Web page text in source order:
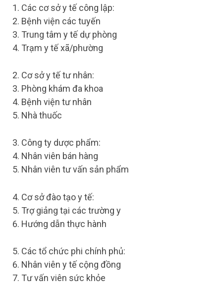
Các cơ sở y tế công lập:
Bệnh viện các tuyến
Trung tâm y tế dự phòng
Trạm y tế xã/phường
Cơ sở y tế tư nhân:
Phòng khám đa khoa
Bệnh viện tư nhân
Nhà thuốc
Công ty dược phẩm:
Nhân viên bán hàng
Nhân viên tư vấn sản phẩm
Cơ sở đào tạo y tế:
Trợ giảng tại các trường y
Hướng dẫn thực hành
Các tổ chức phi chính phủ:
Nhân viên y tế cộng đồng
Tư vấn viên sức khỏe